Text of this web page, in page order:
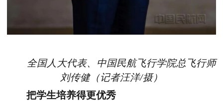
全国人大代表、中国民航飞行学院总飞行师
刘传健（记者汪洋/摄）
把学生培养得更优秀